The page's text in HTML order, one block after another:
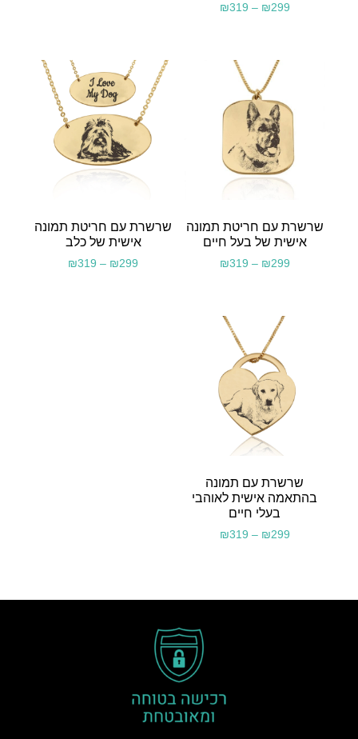
₪299
–
₪319
שרשרת עם חריטת תמונה
אישית של בעל חיים
₪299
–
₪319
שרשרת עם חריטת תמונה
אישית של כלב
₪299
–
₪319
שרשרת עם תמונה
בהתאמה אישית לאוהבי
בעלי חיים
₪299
–
₪319